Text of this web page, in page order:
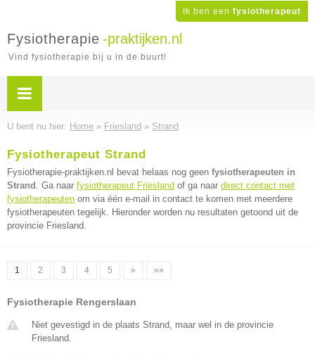
Ik ben een fysiotherapeut
Fysiotherapie -praktijken.nl
Vind fysiotherapie bij u in de buurt!
U bent nu hier: Home » Friesland » Strand
Fysiotherapeut Strand
Fysiotherapie-praktijken.nl bevat helaas nog geen fysiotherapeuten in
Strand . Ga naar fysiotherapeut Friesland of ga naar direct contact met
fysiotherapeuten om via één e-mail in contact te komen met meerdere
fysiotherapeuten tegelijk. Hieronder worden nu resultaten getoond uit de
provincie Friesland.
1 2 3 4 5 » »»
Fysiotherapie Rengerslaan
Niet gevestigd in de plaats Strand, maar wel in de provincie
Friesland.